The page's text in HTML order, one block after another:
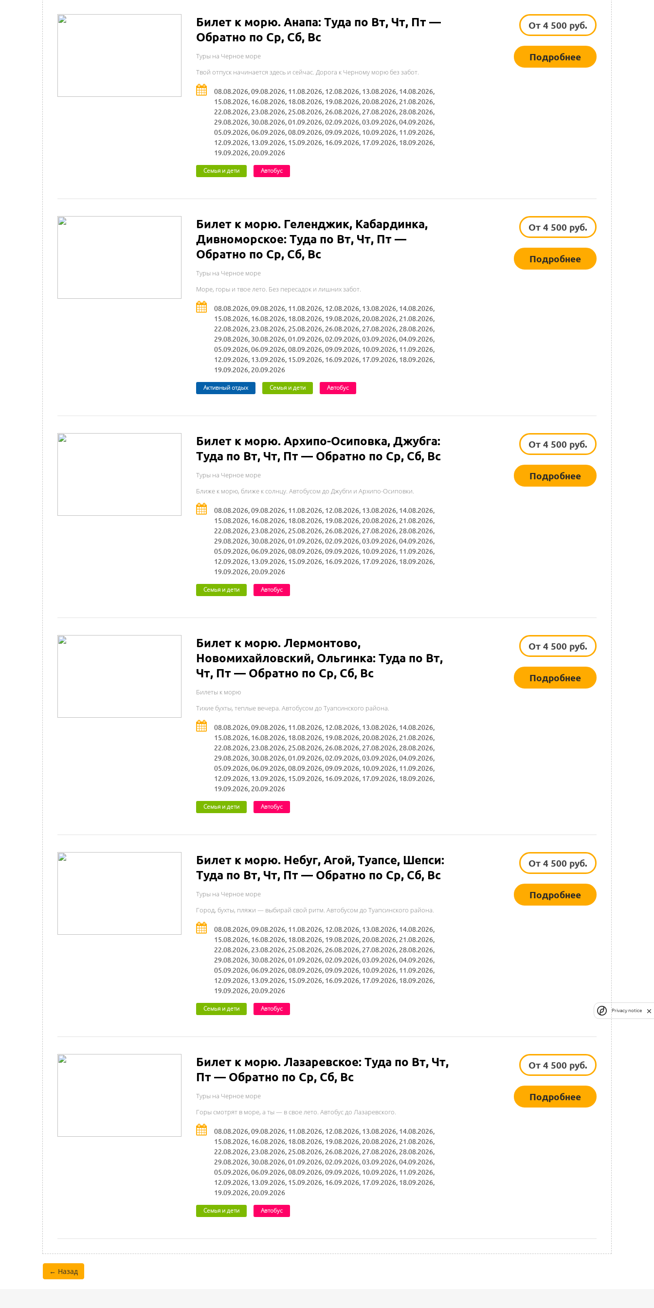
Билет к морю. Анапа: Туда по Вт, Чт, Пт —
Обратно по Ср, Сб, Вс
Туры на Черное море
Твой отпуск начинается здесь и сейчас. Дорога к Черному морю без забот.
08.08.2026, 09.08.2026, 11.08.2026, 12.08.2026, 13.08.2026, 14.08.2026,
15.08.2026, 16.08.2026, 18.08.2026, 19.08.2026, 20.08.2026, 21.08.2026,
22.08.2026, 23.08.2026, 25.08.2026, 26.08.2026, 27.08.2026, 28.08.2026,
29.08.2026, 30.08.2026, 01.09.2026, 02.09.2026, 03.09.2026, 04.09.2026,
05.09.2026, 06.09.2026, 08.09.2026, 09.09.2026, 10.09.2026, 11.09.2026,
12.09.2026, 13.09.2026, 15.09.2026, 16.09.2026, 17.09.2026, 18.09.2026,
19.09.2026, 20.09.2026
Семья и дети Автобус
От 4 500 руб.
Подробнее
Билет к морю. Геленджик, Кабардинка,
Дивноморское: Туда по Вт, Чт, Пт —
Обратно по Ср, Сб, Вс
Туры на Черное море
Море, горы и твое лето. Без пересадок и лишних забот.
08.08.2026, 09.08.2026, 11.08.2026, 12.08.2026, 13.08.2026, 14.08.2026,
15.08.2026, 16.08.2026, 18.08.2026, 19.08.2026, 20.08.2026, 21.08.2026,
22.08.2026, 23.08.2026, 25.08.2026, 26.08.2026, 27.08.2026, 28.08.2026,
29.08.2026, 30.08.2026, 01.09.2026, 02.09.2026, 03.09.2026, 04.09.2026,
05.09.2026, 06.09.2026, 08.09.2026, 09.09.2026, 10.09.2026, 11.09.2026,
12.09.2026, 13.09.2026, 15.09.2026, 16.09.2026, 17.09.2026, 18.09.2026,
19.09.2026, 20.09.2026
Активный отдых Семья и дети Автобус
От 4 500 руб.
Подробнее
Билет к морю. Архипо-Осиповка, Джубга:
Туда по Вт, Чт, Пт — Обратно по Ср, Сб, Вс
Туры на Черное море
Ближе к морю, ближе к солнцу. Автобусом до Джубги и Архипо-Осиповки.
08.08.2026, 09.08.2026, 11.08.2026, 12.08.2026, 13.08.2026, 14.08.2026,
15.08.2026, 16.08.2026, 18.08.2026, 19.08.2026, 20.08.2026, 21.08.2026,
22.08.2026, 23.08.2026, 25.08.2026, 26.08.2026, 27.08.2026, 28.08.2026,
29.08.2026, 30.08.2026, 01.09.2026, 02.09.2026, 03.09.2026, 04.09.2026,
05.09.2026, 06.09.2026, 08.09.2026, 09.09.2026, 10.09.2026, 11.09.2026,
12.09.2026, 13.09.2026, 15.09.2026, 16.09.2026, 17.09.2026, 18.09.2026,
19.09.2026, 20.09.2026
Семья и дети Автобус
От 4 500 руб.
Подробнее
Билет к морю. Лермонтово,
Новомихайловский, Ольгинка: Туда по Вт,
Чт, Пт — Обратно по Ср, Сб, Вс
Билеты к морю
Тихие бухты, теплые вечера. Автобусом до Туапсинского района.
08.08.2026, 09.08.2026, 11.08.2026, 12.08.2026, 13.08.2026, 14.08.2026,
15.08.2026, 16.08.2026, 18.08.2026, 19.08.2026, 20.08.2026, 21.08.2026,
22.08.2026, 23.08.2026, 25.08.2026, 26.08.2026, 27.08.2026, 28.08.2026,
29.08.2026, 30.08.2026, 01.09.2026, 02.09.2026, 03.09.2026, 04.09.2026,
05.09.2026, 06.09.2026, 08.09.2026, 09.09.2026, 10.09.2026, 11.09.2026,
12.09.2026, 13.09.2026, 15.09.2026, 16.09.2026, 17.09.2026, 18.09.2026,
19.09.2026, 20.09.2026
Семья и дети Автобус
От 4 500 руб.
Подробнее
Билет к морю. Небуг, Агой, Туапсе, Шепси:
Туда по Вт, Чт, Пт — Обратно по Ср, Сб, Вс
Туры на Черное море
Город, бухты, пляжи — выбирай свой ритм. Автобусом до Туапсинского района.
08.08.2026, 09.08.2026, 11.08.2026, 12.08.2026, 13.08.2026, 14.08.2026,
15.08.2026, 16.08.2026, 18.08.2026, 19.08.2026, 20.08.2026, 21.08.2026,
22.08.2026, 23.08.2026, 25.08.2026, 26.08.2026, 27.08.2026, 28.08.2026,
29.08.2026, 30.08.2026, 01.09.2026, 02.09.2026, 03.09.2026, 04.09.2026,
05.09.2026, 06.09.2026, 08.09.2026, 09.09.2026, 10.09.2026, 11.09.2026,
12.09.2026, 13.09.2026, 15.09.2026, 16.09.2026, 17.09.2026, 18.09.2026,
19.09.2026, 20.09.2026
Семья и дети Автобус
От 4 500 руб.
Подробнее
Билет к морю. Лазаревское: Туда по Вт, Чт,
Пт — Обратно по Ср, Сб, Вс
Туры на Черное море
Горы смотрят в море, а ты — в свое лето. Автобус до Лазаревского.
08.08.2026, 09.08.2026, 11.08.2026, 12.08.2026, 13.08.2026, 14.08.2026,
15.08.2026, 16.08.2026, 18.08.2026, 19.08.2026, 20.08.2026, 21.08.2026,
22.08.2026, 23.08.2026, 25.08.2026, 26.08.2026, 27.08.2026, 28.08.2026,
29.08.2026, 30.08.2026, 01.09.2026, 02.09.2026, 03.09.2026, 04.09.2026,
05.09.2026, 06.09.2026, 08.09.2026, 09.09.2026, 10.09.2026, 11.09.2026,
12.09.2026, 13.09.2026, 15.09.2026, 16.09.2026, 17.09.2026, 18.09.2026,
19.09.2026, 20.09.2026
Семья и дети Автобус
От 4 500 руб.
Подробнее
← Назад
Privacy notice